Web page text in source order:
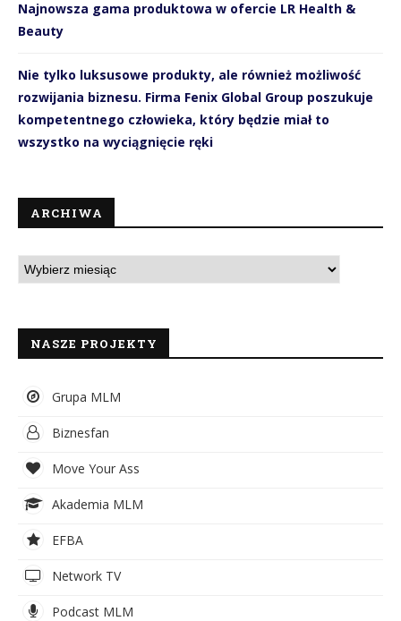
Najnowsza gama produktowa w ofercie LR Health &
Beauty
Nie tylko luksusowe produkty, ale również możliwość
rozwijania biznesu. Firma Fenix Global Group poszukuje
kompetentnego człowieka, który będzie miał to
wszystko na wyciągnięcie ręki
ARCHIWA
NASZE PROJEKTY
Grupa MLM
Biznesfan
Move Your Ass
Akademia MLM
EFBA
Network TV
Podcast MLM